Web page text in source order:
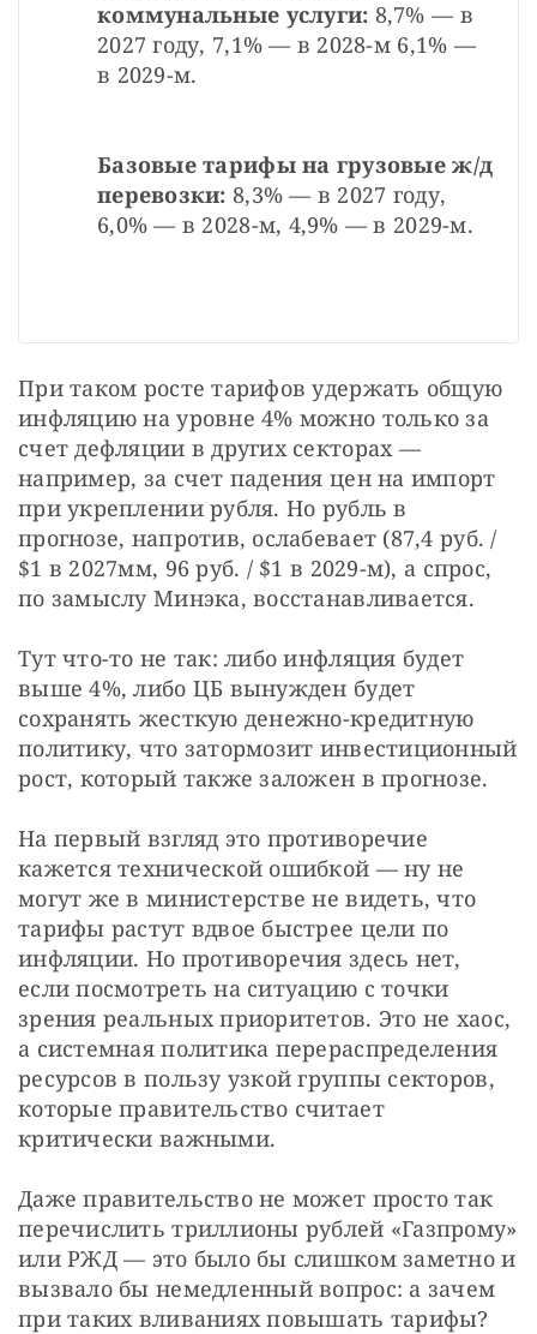
коммунальные услуги: 8,7% — в
2027 году, 7,1% — в 2028-м 6,1% —
в 2029-м.
Базовые тарифы на грузовые ж/д
перевозки: 8,3% — в 2027 году,
6,0% — в 2028-м, 4,9% — в 2029-м.
При таком росте тарифов удержать общую
инфляцию на уровне 4% можно только за
счет дефляции в других секторах —
например, за счет падения цен на импорт
при укреплении рубля. Но рубль в
прогнозе, напротив, ослабевает (87,4 руб. /
$1 в 2027мм, 96 руб. / $1 в 2029-м), а спрос,
по замыслу Минэка, восстанавливается.
Тут что-то не так: либо инфляция будет
выше 4%, либо ЦБ вынужден будет
сохранять жесткую денежно-кредитную
политику, что затормозит инвестиционный
рост, который также заложен в прогнозе.
На первый взгляд это противоречие
кажется технической ошибкой — ну не
могут же в министерстве не видеть, что
тарифы растут вдвое быстрее цели по
инфляции. Но противоречия здесь нет,
если посмотреть на ситуацию с точки
зрения реальных приоритетов. Это не хаос,
а системная политика перераспределения
ресурсов в пользу узкой группы секторов,
которые правительство считает
критически важными.
Даже правительство не может просто так
перечислить триллионы рублей «Газпрому»
или РЖД — это было бы слишком заметно и
вызвало бы немедленный вопрос: а зачем
при таких вливаниях повышать тарифы?